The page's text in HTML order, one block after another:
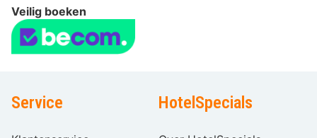
Veilig boeken
Service HotelSpecials